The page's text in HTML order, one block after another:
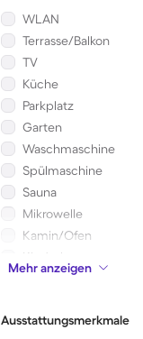
WLAN
Terrasse/Balkon
TV
Küche
Parkplatz
Garten
Waschmaschine
Spülmaschine
Sauna
Mikrowelle
Kamin/Ofen
Kinderbett
Klimaanlage
Mehr anzeigen
Ausstattungsmerkmale